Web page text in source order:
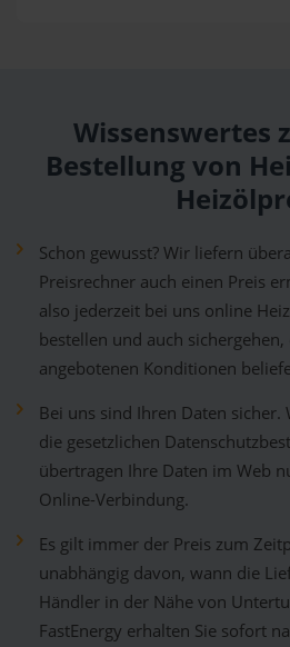
Wissenswertes
Bestellung von
Schon gewusst? Wir liefern
Preisrechner auch einen Preis
also jederzeit bei uns online
bestellen und auch sichergehen,
angebotenen Konditionen
Bei uns sind Ihren Daten
die gesetzlichen
übertragen Ihre Daten im Web
Online-Verbindung.
Es gilt immer der Preis zum
unabhängig davon, wann die
Händler in der Nähe von
FastEnergy erhalten Sie sofort